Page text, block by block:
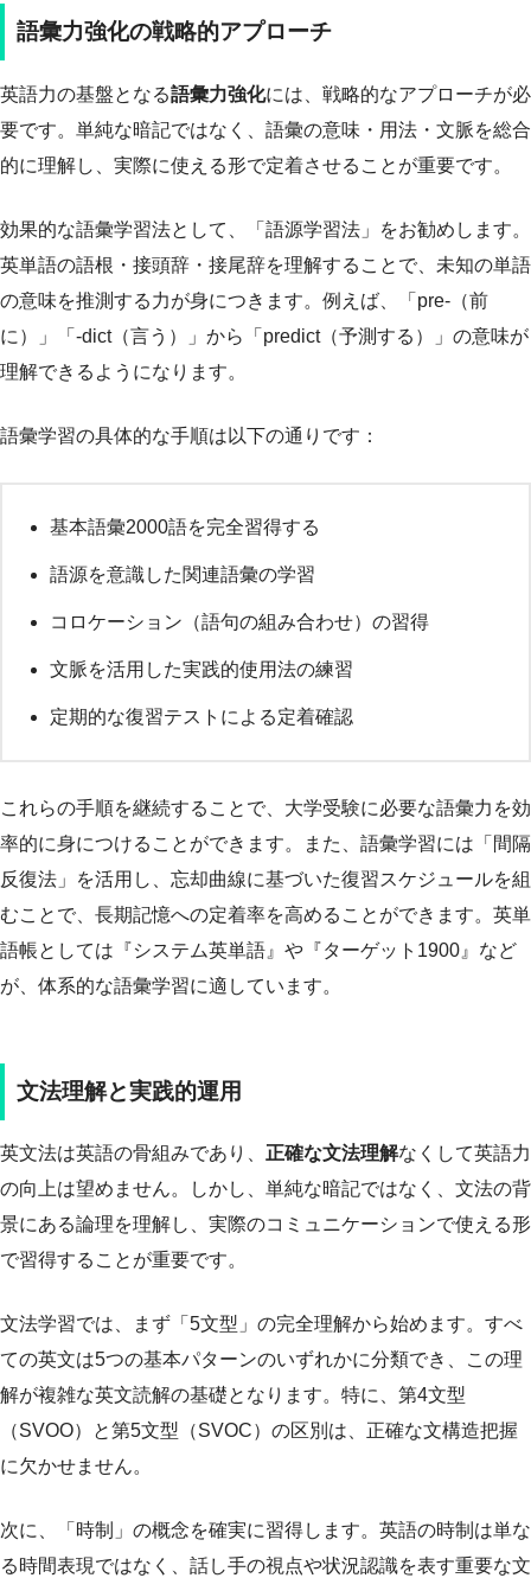
語彙力強化の戦略的アプローチ
英語力の基盤となる語彙力強化には、戦略的なアプローチが必
要です。単純な暗記ではなく、語彙の意味・用法・文脈を総合
的に理解し、実際に使える形で定着させることが重要です。
効果的な語彙学習法として、「語源学習法」をお勧めします。
英単語の語根・接頭辞・接尾辞を理解することで、未知の単語
の意味を推測する力が身につきます。例えば、「pre-（前
に）」「-dict（言う）」から「predict（予測する）」の意味が
理解できるようになります。
語彙学習の具体的な手順は以下の通りです：
基本語彙2000語を完全習得する
語源を意識した関連語彙の学習
コロケーション（語句の組み合わせ）の習得
文脈を活用した実践的使用法の練習
定期的な復習テストによる定着確認
これらの手順を継続することで、大学受験に必要な語彙力を効
率的に身につけることができます。また、語彙学習には「間隔
反復法」を活用し、忘却曲線に基づいた復習スケジュールを組
むことで、長期記憶への定着率を高めることができます。英単
語帳としては『システム英単語』や『ターゲット1900』など
が、体系的な語彙学習に適しています。
文法理解と実践的運用
英文法は英語の骨組みであり、 正確な文法理解なくして英語力
の向上は望めません。しかし、単純な暗記ではなく、文法の背
景にある論理を理解し、実際のコミュニケーションで使える形
で習得することが重要です。
文法学習では、まず「5文型」の完全理解から始めます。すべ
ての英文は5つの基本パターンのいずれかに分類でき、この理
解が複雑な英文読解の基礎となります。特に、第4文型
（SVOO）と第5文型（SVOC）の区別は、正確な文構造把握
に欠かせません。
次に、「時制」の概念を確実に習得します。英語の時制は単な
る時間表現ではなく、話し手の視点や状況認識を表す重要な文